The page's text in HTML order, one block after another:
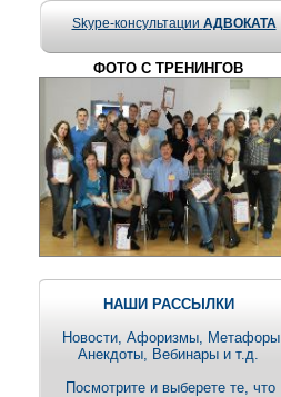
Skype-консультации АДВОКАТА
ФОТО С ТРЕНИНГОВ
НАШИ РАССЫЛКИ
Новости, Aфоризмы, Метафоры
Анекдоты, Вебинары и т.д.
Посмотрите и выберете те, что